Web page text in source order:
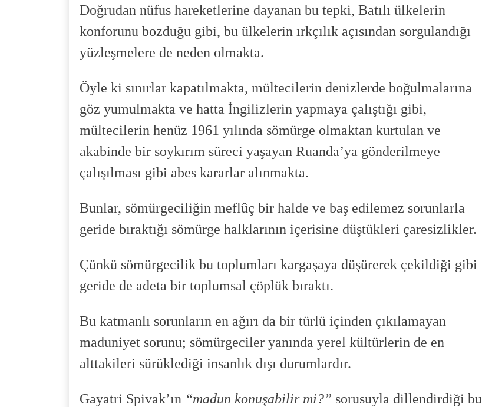
Doğrudan nüfus hareketlerine dayanan bu tepki, Batılı ülkelerin
konforunu bozduğu gibi, bu ülkelerin ırkçılık açısından sorgulandığı
yüzleşmelere de neden olmakta.
Öyle ki sınırlar kapatılmakta, mültecilerin denizlerde boğulmalarına
göz yumulmakta ve hatta İngilizlerin yapmaya çalıştığı gibi,
mültecilerin henüz 1961 yılında sömürge olmaktan kurtulan ve
akabinde bir soykırım süreci yaşayan Ruanda’ya gönderilmeye
çalışılması gibi abes kararlar alınmakta.
Bunlar, sömürgeciliğin meflûç bir halde ve baş edilemez sorunlarla
geride bıraktığı sömürge halklarının içerisine düştükleri çaresizlikler.
Çünkü sömürgecilik bu toplumları kargaşaya düşürerek çekildiği gibi
geride de adeta bir toplumsal çöplük bıraktı.
Bu katmanlı sorunların en ağırı da bir türlü içinden çıkılamayan
maduniyet sorunu; sömürgeciler yanında yerel kültürlerin de en
alttakileri sürüklediği insanlık dışı durumlardır.
Gayatri Spivak’ın “madun konuşabilir mi?” sorusuyla dillendirdiği bu